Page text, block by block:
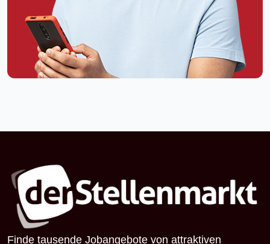
Finde tausende Jobangebote von attraktiven